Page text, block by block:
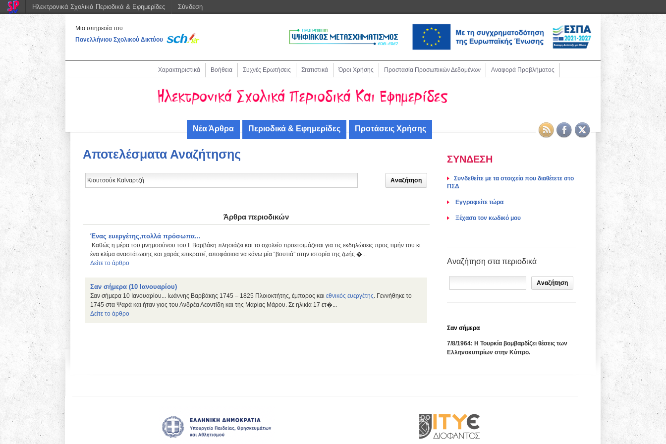
Μια υπηρεσία του
Πανελλήνιου Σχολικού Δικτύου
Χαρακτηριστικά Βοήθεια Συχνές Ερωτήσεις Στατιστικά Όροι Χρήσης Προστασία Προσωπικών Δεδομένων Αναφορά Προβλήματος
Νέα Άρθρα Περιοδικά & Εφημερίδες Προτάσεις Χρήσης
Αποτελέσματα Αναζήτησης
Άρθρα περιοδικών
Ένας ευεργέτης,πολλά πρόσωπα...
Καθώς η μέρα του μνημοσύνου του Ι. Βαρβάκη πλησιάζει και το σχολείο προετοιμάζεται για τις εκδηλώσεις προς τιμήν του κι
ένα κλίμα αναστάτωσης και χαράς επικρατεί, αποφάσισα να κάνω μία “βουτιά” στην ιστορία της ζωής �...
Δείτε το άρθρο
Σαν σήμερα (10 Ιανουαρίου)
Σαν σήμερα 10 Ιανουαρίου... Ιωάννης Βαρβάκης 1745 – 1825 Πλοιοκτήτης, έμπορος και εθνικός ευεργέτης . Γεννήθηκε το
1745 στα Ψαρά και ήταν γιος του Ανδρέα Λεοντίδη και της Μαρίας Μάρου. Σε ηλικία 17 ετ�...
Δείτε το άρθρο
ΣΥΝΔΕΣΗ
Συνδεθείτε με τα στοιχεία που διαθέτετε στο
ΠΣΔ
Eγγραφείτε τώρα
Ξέχασα τον κωδικό μου
Αναζήτηση στα περιοδικά
Σαν σήμερα
7/8/1964: Η Τουρκία βομβαρδίζει θέσεις των
Ελληνοκυπρίων στην Κύπρο.
Ηλεκτρονικά Σχολικά Περιοδικά & Εφημερίδες Σύνδεση